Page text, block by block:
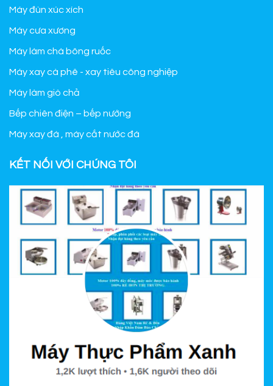
Máy đùn xúc xích
Máy cưa xương
Máy làm chà bông ruốc
Máy xay cà phê - xay tiêu công nghiệp
Máy làm giò chả
Bếp chiên điện – bếp nướng
Máy xay đá , máy cắt nước đá
KẾT NỐI VỚI CHÚNG TÔI